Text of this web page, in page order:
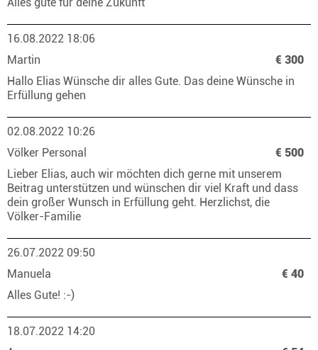
16.08.2022 18:06
Martin
€ 300
Hallo Elias Wünsche dir alles Gute. Das deine Wünsche in
Erfüllung gehen
02.08.2022 10:26
Völker Personal
€ 500
Lieber Elias, auch wir möchten dich gerne mit unserem
Beitrag unterstützen und wünschen dir viel Kraft und dass
dein großer Wunsch in Erfüllung geht. Herzlichst, die
Völker-Familie
26.07.2022 09:50
Manuela
€ 40
Alles Gute! :-)
18.07.2022 14:20